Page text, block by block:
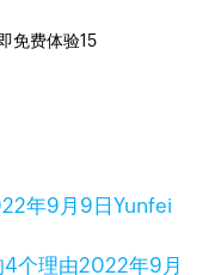
免费体验15
年9月9日Yunfei
4个理由2022年9月